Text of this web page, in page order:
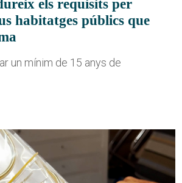
els requisits per
habitatges públics que
un mínim de 15 anys de